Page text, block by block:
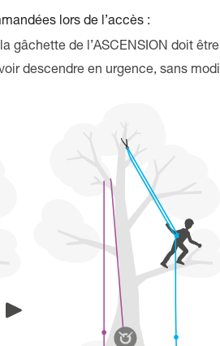
lors de l’accès :
gâchette de l’ASCENSION doit
descendre en urgence, sans